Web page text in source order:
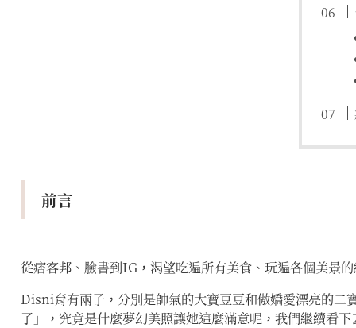
前言
從痞客邦、臉書到IG，渴望吃遍所有美食、玩遍各個美景
Disni育有兩子，分別是帥氣的大寶豆豆和傲嬌愛漂亮的二
了」，究竟是什麼夢幻美照讓她這麼滿意呢，我們繼續看下